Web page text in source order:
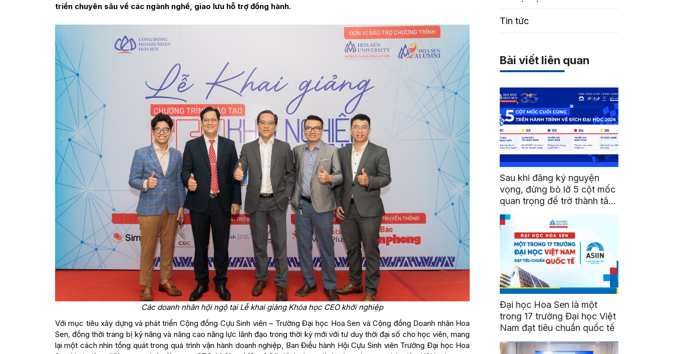
triển chuyên sâu về các ngành nghề, giao lưu hỗ trợ đồng hành.
Các doanh nhân hội ngộ tại Lễ khai giảng Khóa học CEO khởi nghiệp
Với mục tiêu xây dựng và phát triển Cộng đồng Cựu Sinh viên – Trường Đại học Hoa Sen và Cộng đồng Doanh nhân Hoa
Sen, đồng thời trang bị kỹ năng và nâng cao năng lực lãnh đạo trong thời kỳ mới với tư duy thời đại số cho học viên, mang
lại một cách nhìn tổng quát trong quá trình vận hành doanh nghiệp, Ban Điều hành Hội Cựu Sinh viên Trường Đại học Hoa
Tin tức
Bài viết liên quan
Sau khi đăng ký nguyện
vọng, đừng bỏ lỡ 5 cột mốc
quan trọng để trở thành tân
sinh viên HSU
Đại học Hoa Sen là một
trong 17 trường Đại học Việt
Nam đạt tiêu chuẩn quốc tế